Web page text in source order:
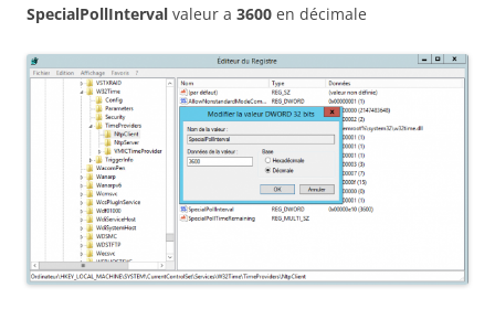
SpecialPollInterval valeur a 3600 en décimale